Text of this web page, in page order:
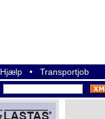
Hjælp • Transportjob